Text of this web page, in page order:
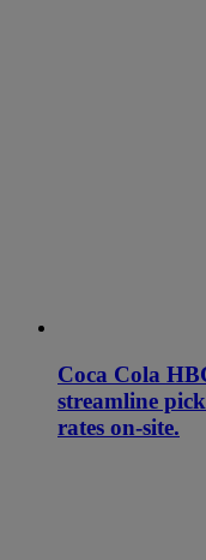
Coca Cola
streamline
rates on-site.